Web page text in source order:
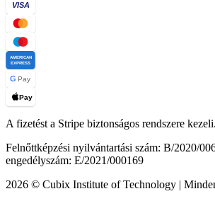
VISA
AMERICAN
EXPRESS
G Pay
Pay
A fizetést a Stripe biztonságos rendszere kezeli.
Felnőttképzési nyilvántartási szám: B/2020/
engedélyszám: E/2021/000169
2026 © Cubix Institute of Technology |